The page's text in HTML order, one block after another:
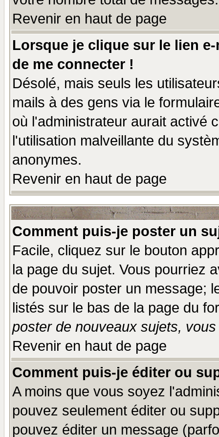
Revenir en haut de page
Lorsque je clique sur le lien
de me connecter !
Désolé, mais seuls les
mails à des gens via le
où l'administrateur aurait activé
l'utilisation malveillante du
anonymes.
Revenir en haut de page
Comment puis-je poster un
Facile, cliquez sur le bouton
la page du sujet. Vous pourriez
de pouvoir poster un message;
listés sur le bas de la page du
poster de nouveaux sujets,
Revenir en haut de page
Comment puis-je éditer ou
A moins que vous soyez
pouvez seulement éditer ou
pouvez éditer un message